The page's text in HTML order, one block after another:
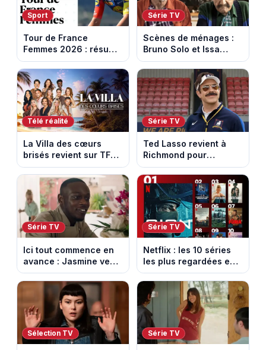
Sport
Tour de France
Femmes 2026 : résumé
vidéo de la 5e étape
entre Mâcon et
Belleville-en-
Beaujolais
Série TV
Scènes de ménages :
Bruno Solo et Issa
Doumbia rejoignent la
saison 18 sur M6
Télé réalité
La Villa des cœurs
brisés revient sur TFX :
voici les candidats de
la saison 11 au Mexique
Série TV
Ted Lasso revient à
Richmond pour
entraîner une équipe
féminine dans la
saison 4
Série TV
Ici tout commence en
avance : Jasmine veut
retenir Louis. Episode
du 6 août 2026
(spoiler)
Série TV
Netflix : les 10 séries
les plus regardées en
France en ce moment
Sélection TV Série TV